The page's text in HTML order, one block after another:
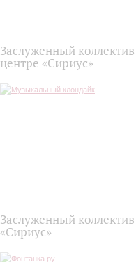
Заслуженный
центре «Сириус»
Заслуженный
«Сириус»